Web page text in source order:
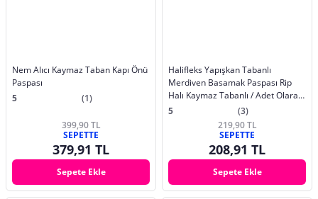
Nem Alıcı Kaymaz Taban Kapı Önü
Paspası
5
(1)
399,90 TL
SEPETTE
379,91 TL
Sepete Ekle
Halifleks Yapışkan Tabanlı
Merdiven Basamak Paspası Rip
Halı Kaymaz Tabanlı / Adet Olarak
Satılır
5
(3)
219,90 TL
SEPETTE
208,91 TL
Sepete Ekle